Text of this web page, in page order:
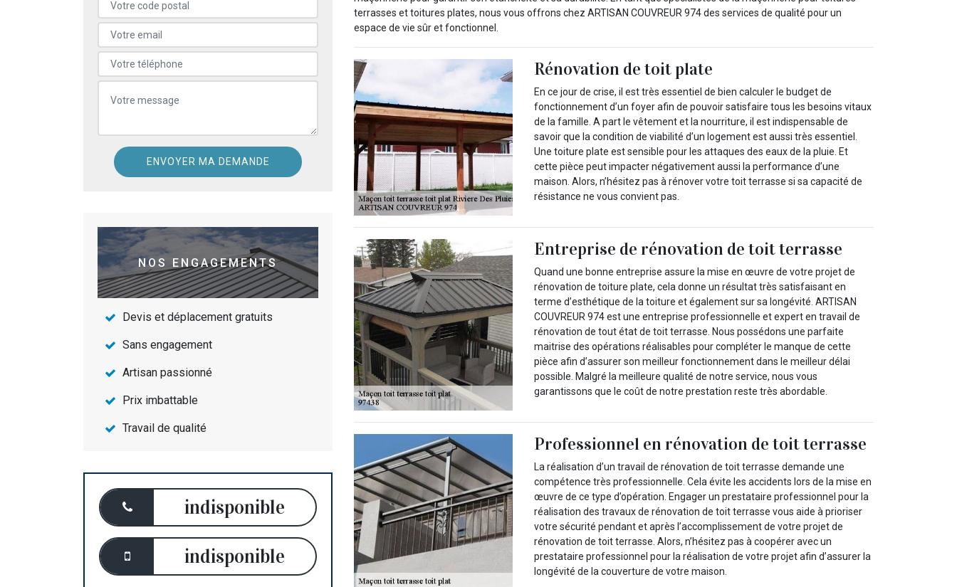
NOS ENGAGEMENTS
Devis et déplacement gratuits
Sans engagement
Artisan passionné
Prix imbattable
Travail de qualité
indisponible
indisponible
terrasses et toitures plates, nous vous offrons chez ARTISAN COUVREUR 974 des services de qualité pour un
espace de vie sûr et fonctionnel.
Rénovation de toit plate
En ce jour de crise, il est très essentiel de bien calculer le budget de
fonctionnement d’un foyer afin de pouvoir satisfaire tous les besoins vitaux
de la famille. A part le vêtement et la nourriture, il est indispensable de
savoir que la condition de viabilité d’un logement est aussi très essentiel.
Une toiture plate est sensible pour les attaques des eaux de la pluie. Et
cette pièce peut impacter négativement aussi la performance d’une
maison. Alors, n’hésitez pas à rénover votre toit terrasse si sa capacité de
résistance ne vous convient pas.
Entreprise de rénovation de toit terrasse
Quand une bonne entreprise assure la mise en œuvre de votre projet de
rénovation de toiture plate, cela donne un résultat très satisfaisant en
terme d’esthétique de la toiture et également sur sa longévité. ARTISAN
COUVREUR 974 est une entreprise professionnelle et expert en travail de
rénovation de tout état de toit terrasse. Nous possédons une parfaite
maitrise des opérations réalisables pour compléter le manque de cette
pièce afin d’assurer son meilleur fonctionnement dans le meilleur délai
possible. Malgré la meilleure qualité de notre service, nous vous
garantissons que le coût de notre prestation reste très abordable.
Professionnel en rénovation de toit terrasse
La réalisation d’un travail de rénovation de toit terrasse demande une
compétence très professionnelle. Cela évite les accidents lors de la mise en
œuvre de ce type d’opération. Engager un prestataire professionnel pour la
réalisation des travaux de rénovation de toit terrasse vous aide à prioriser
votre sécurité pendant et après l’accomplissement de votre projet de
rénovation de toit terrasse. Alors, n’hésitez pas à coopérer avec un
prestataire professionnel pour la réalisation de votre projet afin d’assurer la
longévité de la couverture de votre maison.